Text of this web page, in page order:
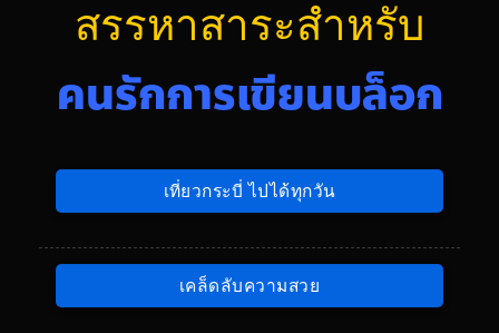
สรรหาสาระสำหรับ
คนรักการเขียนบล็อก
เที่ยวกระบี่ ไปได้ทุกวัน
เคล็ดลับความสวย